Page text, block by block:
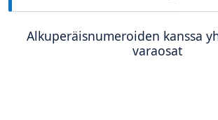
Alkuperäisnumeroiden kanssa
varaosat